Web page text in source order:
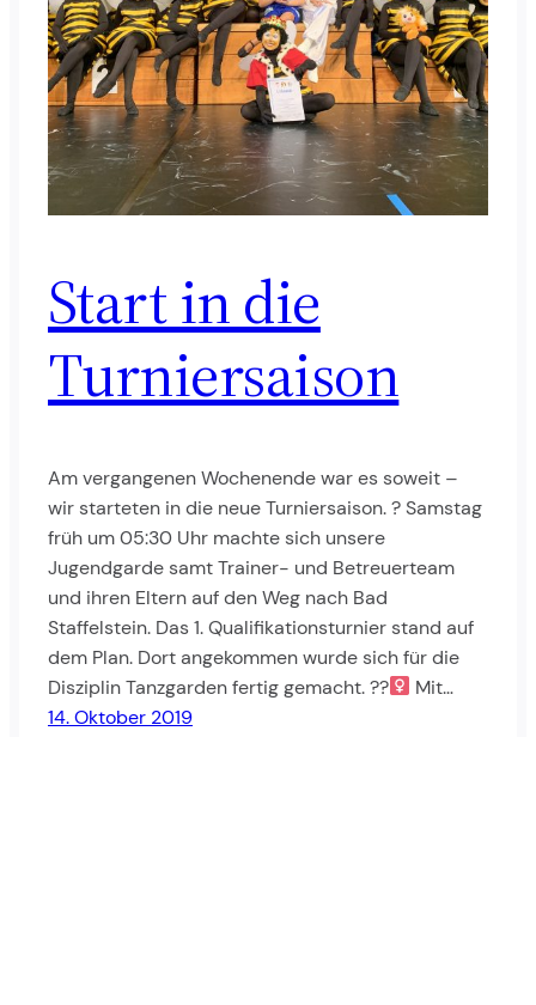
Start in die
Turniersaison
Am vergangenen Wochenende war es soweit –
wir starteten in die neue Turniersaison. ? Samstag
früh um 05:30 Uhr machte sich unsere
Jugendgarde samt Trainer- und Betreuerteam
und ihren Eltern auf den Weg nach Bad
Staffelstein. Das 1. Qualifikationsturnier stand auf
dem Plan. Dort angekommen wurde sich für die
Disziplin Tanzgarden fertig gemacht. ??‍
Mit…
14. Oktober 2019